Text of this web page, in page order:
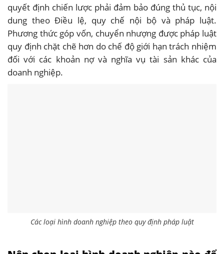
quyết định chiến lược phải đảm bảo đúng thủ tục, nội
dung theo Điều lệ, quy chế nội bộ và pháp luật.
Phương thức góp vốn, chuyển nhượng được pháp luật
quy định chặt chẽ hơn do chế độ giới hạn trách nhiệm
đối với các khoản nợ và nghĩa vụ tài sản khác của
doanh nghiệp.
Các loại hình doanh nghiệp theo quy định pháp luật